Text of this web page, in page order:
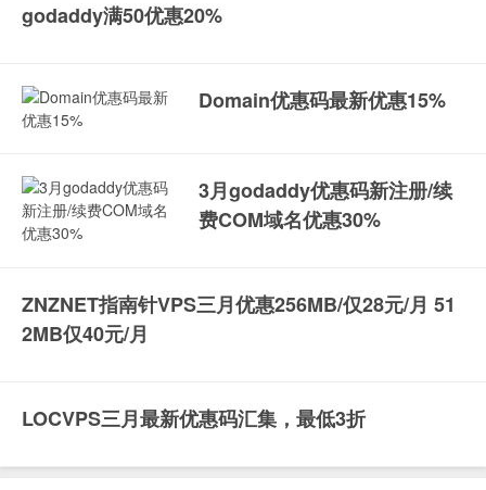
godaddy满50优惠20%
Domain优惠码最新优惠15%
3月godaddy优惠码新注册/续
费COM域名优惠30%
ZNZNET指南针VPS三月优惠256MB/仅28元/月 51
2MB仅40元/月
LOCVPS三月最新优惠码汇集，最低3折